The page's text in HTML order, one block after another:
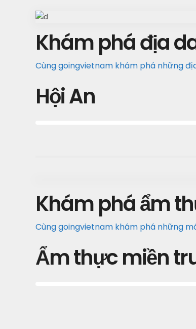
Khám phá địa
Cùng goingvietnam khám phá những
Hội An
Khám phá ẩm
Cùng goingvietnam khám phá những
Ẩm thực miền